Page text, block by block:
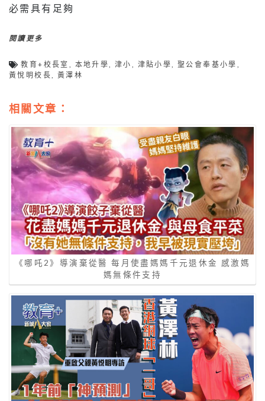
必需具有足夠
閱讀更多
教育+校長室 本地升學 ,津小 津貼小學 ,聖公會奉基小學
黃悅明校長
黃澤林
相關文章：
《哪吒2》導演棄從醫 每月使盡媽媽千元退休金 感激媽
媽無條件支持